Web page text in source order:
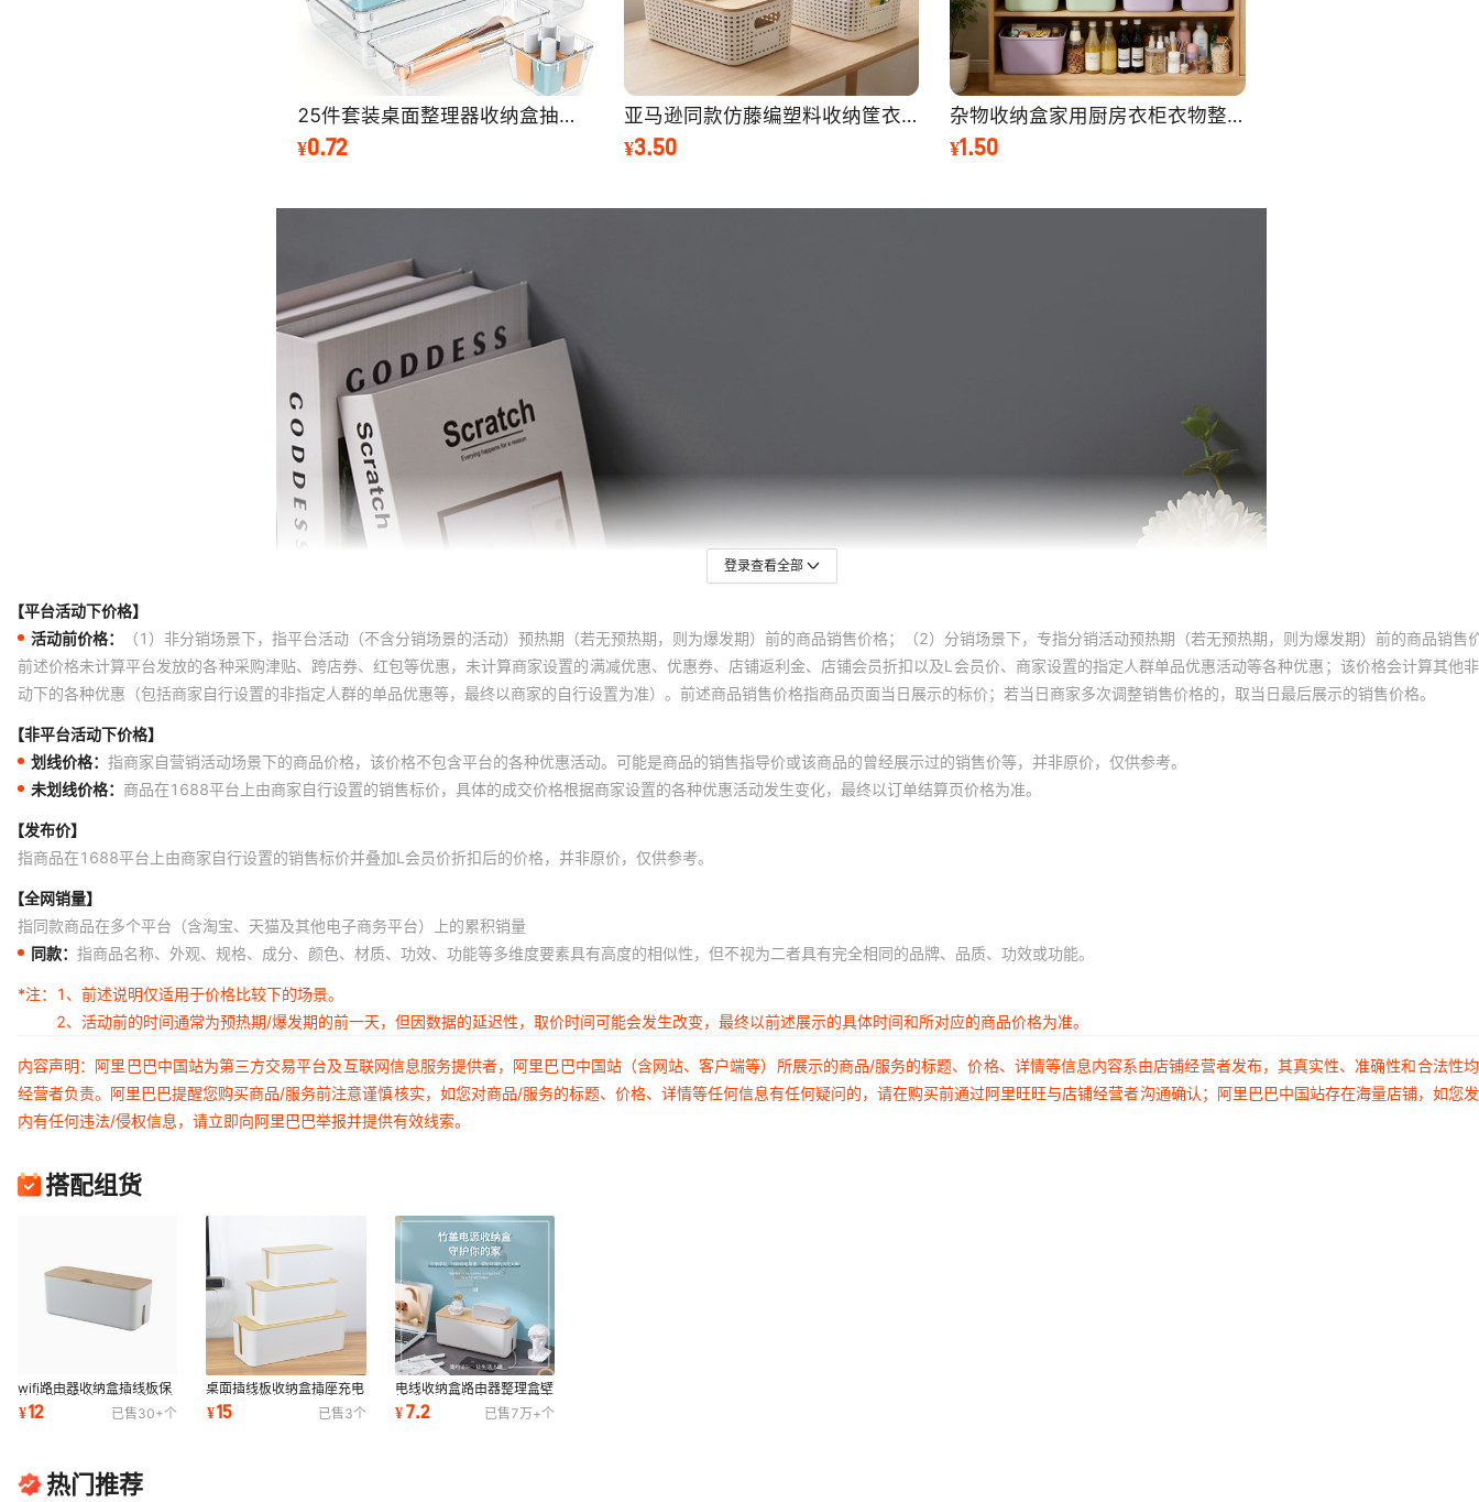
登录查看全部
【平台活动下价格】
活动前价格：
（1）非分销场景下，指平台活动（不含分销场景的活动）预热期（若无预热期，则为爆发期）前的商品销售价格；（2）分销场景下，专指分销活动预热期（若无预热期，则为爆发期）前的商品销售
前述价格未计算平台发放的各种采购津贴、跨店券、红包等优惠，未计算商家设置的满减优惠、优惠券、店铺返利金、店铺会员折扣以及L会员价、商家设置的指定人群单品优惠活动等各种优惠；该价格会计算其他
动下的各种优惠（包括商家自行设置的非指定人群的单品优惠等，最终以商家的自行设置为准）。前述商品销售价格指商品页面当日展示的标价；若当日商家多次调整销售价格的，取当日最后展示的销售价格。
【非平台活动下价格】
划线价格： 指商家自营销活动场景下的商品价格，该价格不包含平台的各种优惠活动。可能是商品的销售指导价或该商品的曾经展示过的销售价等，并非原价，仅供参考。
未划线价格： 商品在1688平台上由商家自行设置的销售标价，具体的成交价格根据商家设置的各种优惠活动发生变化，最终以订单结算页价格为准。
【发布价】
指商品在1688平台上由商家自行设置的销售标价并叠加L会员价折扣后的价格，并非原价，仅供参考。
【全网销量】
指同款商品在多个平台（含淘宝、天猫及其他电子商务平台）上的累积销量
同款： 指商品名称、外观、规格、成分、颜色、材质、功效、功能等多维度要素具有高度的相似性，但不视为二者具有完全相同的品牌、品质、功效或功能。
*注：
1、前述说明仅适用于价格比较下的场景。
2、活动前的时间通常为预热期/爆发期的前一天，但因数据的延迟性，取价时间可能会发生改变，最终以前述展示的具体时间和所对应的商品价格为准。
内容声明：阿里巴巴中国站为第三方交易平台及互联网信息服务提供者，阿里巴巴中国站（含网站、客户端等）所展示的商品/服务的标题、价格、详情等信息内容系由店铺经营者发布，其真实性、准确性和合法性
经营者负责。阿里巴巴提醒您购买商品/服务前注意谨慎核实，如您对商品/服务的标题、价格、详情等任何信息有任何疑问的，请在购买前通过阿里旺旺与店铺经营者沟通确认；阿里巴巴中国站存在海量店铺，如您
内有任何违法/侵权信息，请立即向阿里巴巴举报并提供有效线索。
搭配组货
wifi路由器收纳盒插线板保
护电线线路整理数据线收纳
盒置物架
¥12 已售30+个
桌面插线板收纳盒插座充电
器电源线数据线理线盒装饰
遮挡整理
¥15 已售3个
电线收纳盒路由器整理盒壁
挂式电源插板盒理线器插座
盒数据集线盒
¥7.2 已售7万+个
热门推荐